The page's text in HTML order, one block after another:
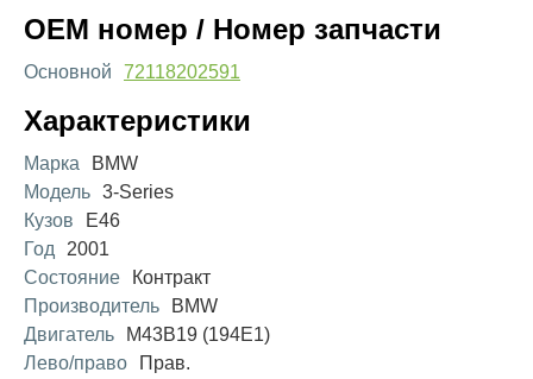
OEM номер / Номер запчасти
Основной 72118202591
Характеристики
Марка
BMW
Модель 3-Series
Кузов
E46
Год
2001
Состояние
Контракт
Производитель
BMW
Двигатель
M43B19 (194E1)
Лево/право
Прав.